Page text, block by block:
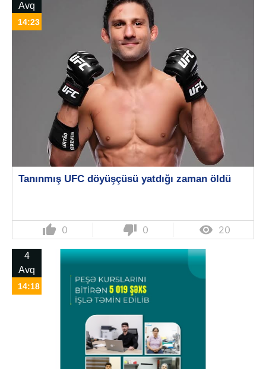
Avq
14:23
Tanınmış UFC döyüşçüsü yatdığı zaman öldü
thumb_up 0 thumb_down 0  20
4
Avq
14:18